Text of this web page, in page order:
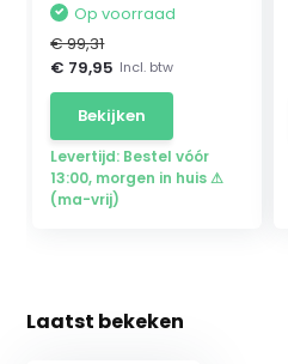
Op voorraad
€ 99,31
€ 79,95 Incl. btw
Bekijken
Levertijd: Bestel vóór
13:00, morgen in huis ⚠
(ma-vrij)
Laatst bekeken